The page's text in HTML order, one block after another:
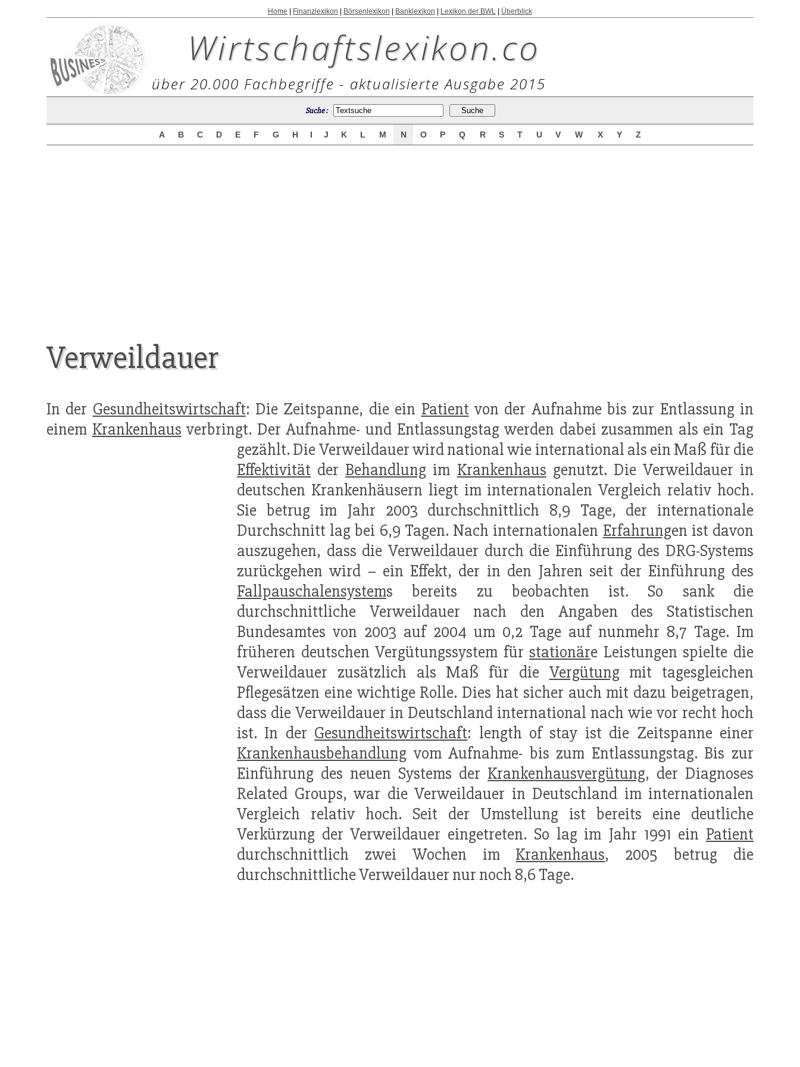
Home Finanzlexikon Börsenlexikon Banklexikon Lexikon der BWL Überblick
Wirtschaftslexikon.co
über 20.000 Fachbegriffe - aktualisierte Ausgabe 2015
Suche :
A B C D E F G H I J K L M N O P Q R S T U V W X Y Z
Verweildauer
In der Gesundheitswirtschaft: Die Zeitspanne, die ein Patient von der Aufnahme bis zur Entlassung in
einem Krankenhaus verbringt. Der Aufnahme- und Entlassungstag werden dabei zusammen als ein Tag
gezählt. Die Verweildauer wird national wie international als ein Maß für die
Effektivität der Behandlung im Krankenhaus genutzt. Die Verweildauer in
deutschen Krankenhäusern liegt im internationalen Vergleich relativ hoch.
Sie betrug im Jahr 2003 durchschnittlich 8,9 Tage, der internationale
Durchschnitt lag bei 6,9 Tagen. Nach internationalen Erfahrungen ist davon
auszugehen, dass die Verweildauer durch die Einführung des DRG-Systems
zurückgehen wird – ein Effekt, der in den Jahren seit der Einführung des
Fallpauschalensystems bereits zu beobachten ist. So sank die
durchschnittliche Verweildauer nach den Angaben des Statistischen
Bundesamtes von 2003 auf 2004 um 0,2 Tage auf nunmehr 8,7 Tage. Im
früheren deutschen Vergütungssystem für stationäre Leistungen spielte die
Verweildauer zusätzlich als Maß für die Vergütungmit tagesgleichen
Pflegesätzen eine wichtige Rolle. Dies hat sicher auch mit dazu beigetragen,
dass die Verweildauer in Deutschland international nach wie vor recht hoch
ist. In der Gesundheitswirtschaft: length of stay ist die Zeitspanne einer
Krankenhausbehandlung vom Aufnahme- bis zum Entlassungstag. Bis zur
Einführung des neuen Systems der Krankenhausvergütung, der Diagnoses
Related Groups, war die Verweildauer in Deutschland im internationalen
Vergleich relativ hoch. Seit der Umstellung ist bereits eine deutliche
Verkürzung der Verweildauer eingetreten. So lag im Jahr 1991 ein Patient
durchschnittlich zwei Wochen im Krankenhaus, 2005 betrug die
durchschnittliche Verweildauer nur noch 8,6 Tage.